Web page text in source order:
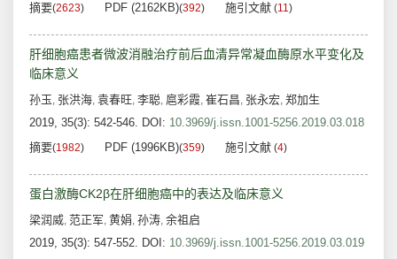
摘要(2623) PDF (2162KB)(392) 施引文献 (11)
肝细胞癌患者微波消融治疗前后血清异常凝血酶原水平变化及
临床意义
孙玉, 张洪海, 袁春旺, 李聪, 扈彩霞, 崔石昌, 张永宏, 郑加生
2019, 35(3): 542-546. DOI: 10.3969/j.issn.1001-5256.2019.03.018
摘要(1982) PDF (1996KB)(359) 施引文献 (4)
蛋白激酶CK2β在肝细胞癌中的表达及临床意义
梁润威, 范正军, 黄娟, 孙涛, 余祖启
2019, 35(3): 547-552. DOI: 10.3969/j.issn.1001-5256.2019.03.019